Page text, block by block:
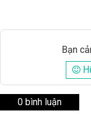
Bạn
0 bình luận